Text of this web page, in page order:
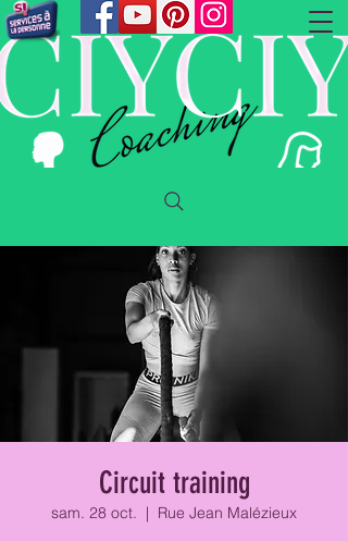
Circuit training
sam. 28 oct.
  |
Rue Jean Malézieux